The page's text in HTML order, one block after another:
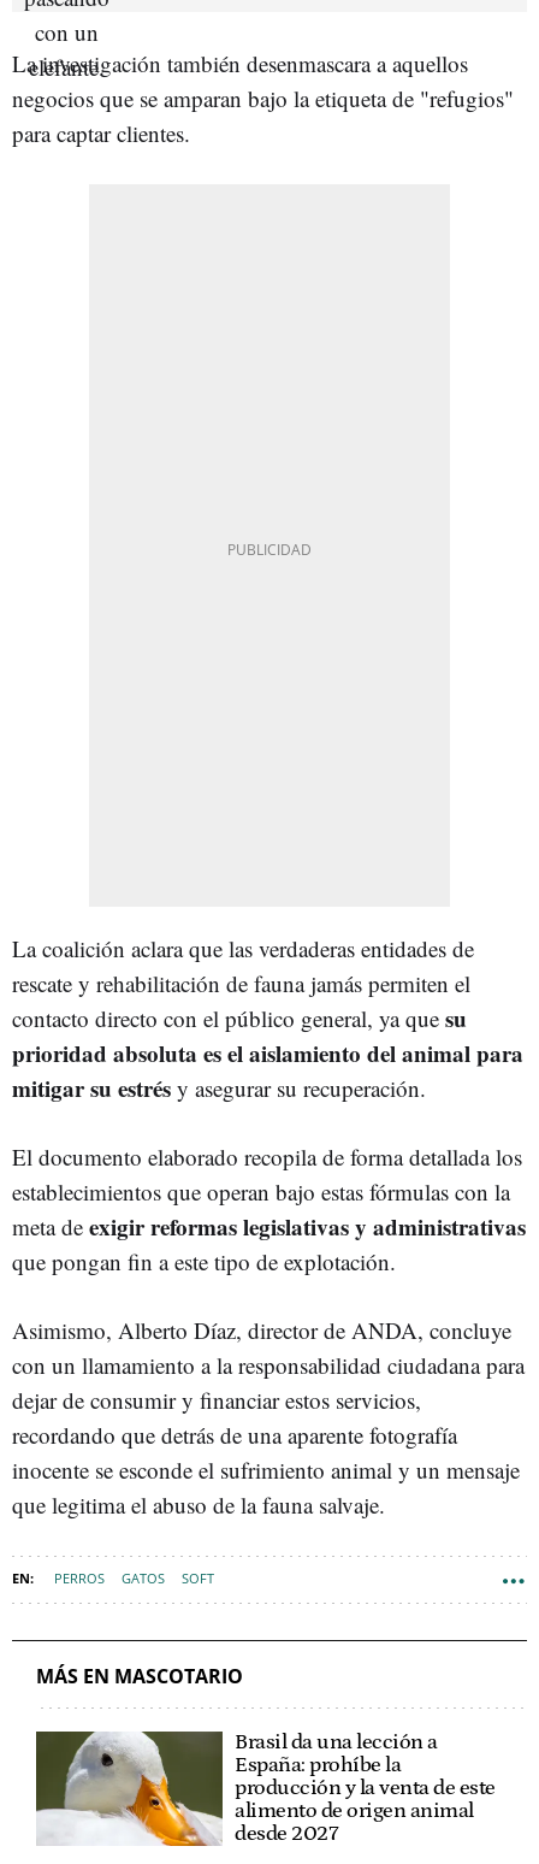
La investigación también desenmascara a aquellos
negocios que se amparan bajo la etiqueta de "refugios"
para captar clientes.
La coalición aclara que las verdaderas entidades de
rescate y rehabilitación de fauna jamás permiten el
contacto directo con el público general, ya que su
prioridad absoluta es el aislamiento del animal para
mitigar su estrés y asegurar su recuperación.
El documento elaborado recopila de forma detallada los
establecimientos que operan bajo estas fórmulas con la
meta de exigir reformas legislativas y administrativas
que pongan fin a este tipo de explotación.
Asimismo, Alberto Díaz, director de ANDA, concluye
con un llamamiento a la responsabilidad ciudadana para
dejar de consumir y financiar estos servicios,
recordando que detrás de una aparente fotografía
inocente se esconde el sufrimiento animal y un mensaje
que legitima el abuso de la fauna salvaje.
PERROS GATOS SOFT
MÁS EN MASCOTARIO
Brasil da una lección a
España: prohíbe la
producción y la venta de este
alimento de origen animal
desde 2027